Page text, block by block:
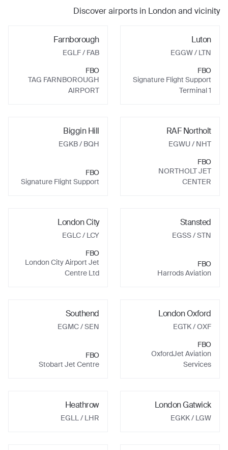
Discover airports in Londonand vicinity
Luton
EGGW/ LTN
FBO
Signature Flight Support
Terminal 1
Farnborough
EGLF/ FAB
FBO
TAG FARNBOROUGH
AIRPORT
RAF Northolt
EGWU/ NHT
FBO
NORTHOLT JET
CENTER
Biggin Hill
EGKB/ BQH
FBO
Signature Flight Support
Stansted
EGSS/ STN
FBO
Harrods Aviation
London City
EGLC/ LCY
FBO
London City Airport Jet
Centre Ltd
London Oxford
EGTK/ OXF
FBO
OxfordJet Aviation
Services
Southend
EGMC/ SEN
FBO
Stobart Jet Centre
London Gatwick
EGKK/ LGW
Heathrow
EGLL/ LHR